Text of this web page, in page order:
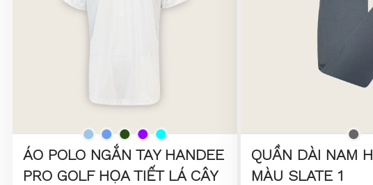
ÁO POLO NGẮN TAY HANDEE
PRO GOLF HỌA TIẾT LÁ CÂY
QUẦN DÀI NAM
MÀU SLATE 1